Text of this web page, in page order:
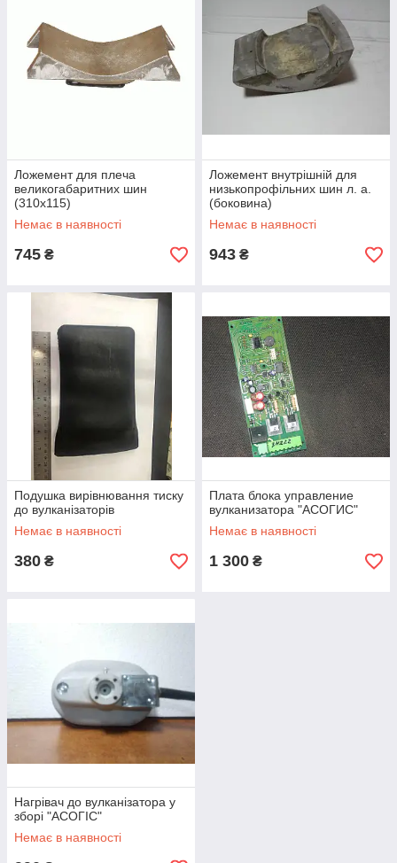
Ложемент для плеча
великогабаритних шин
(310х115)
Немає в наявності
745 ₴
Ложемент внутрішній для
низькопрофільних шин л. а.
(боковина)
Немає в наявності
943 ₴
Подушка вирівнювання тиску
до вулканізаторів
Немає в наявності
380 ₴
Плата блока управление
вулканизатора "АСОГИС"
Немає в наявності
1 300 ₴
Нагрівач до вулканізатора у
зборі "АСОГІС"
Немає в наявності